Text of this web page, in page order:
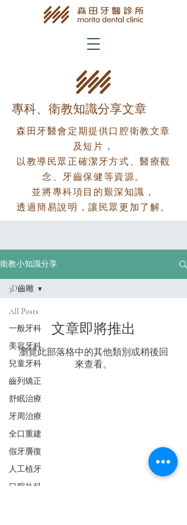
​專科、衛教知識分享文章
森田牙醫會定期提供口腔衛教文章
及短片，
以教導民眾正確潔牙方式、醫療觀
念、牙齒保健等資源。
並將專科項目的艱深知識，
透過簡易說明，讓民眾更加了解。
衛教小知識分享
All Posts
一般牙科
美容牙科
兒童牙科
齒列矯正
舒眠治療
牙周治療
全口重建
假牙贗復
人工植牙
口腔外科
3D齒雕
文章即將推出
瀏覽此部落格中的其他類別或稍後回
來查看。
專科治療項目
人工植牙
齒列矯正
​雷射治療
舒眠治療
口腔外科
一般牙科